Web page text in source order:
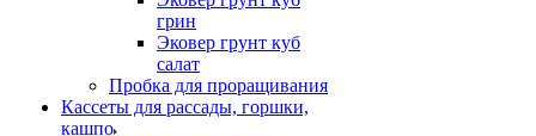
грин
Эковер грунт куб
салат
Пробка для проращивания
Кассеты для рассады, горшки,
кашпо